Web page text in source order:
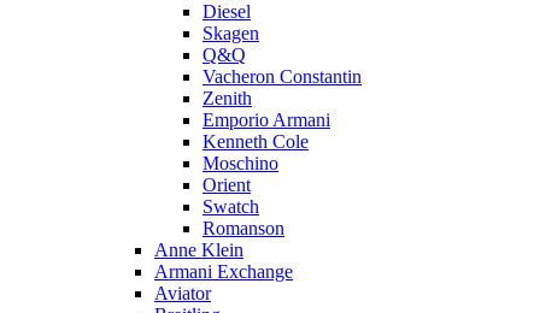
Diesel
Skagen
Q&Q
Vacheron Constantin
Zenith
Emporio Armani
Kenneth Cole
Moschino
Orient
Swatch
Romanson
Anne Klein
Armani Exchange
Aviator